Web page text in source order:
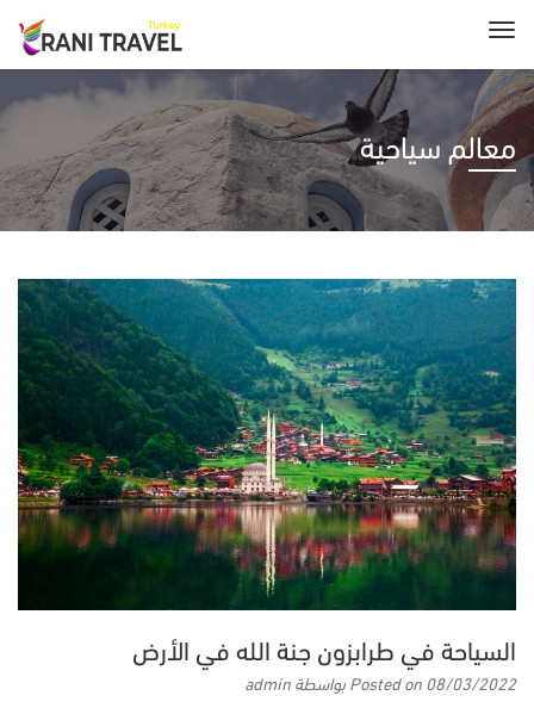
معالم سياحية
السياحة في طرابزون جنة الله في الأرض
Posted on08/03/2022 بواسطةadmin